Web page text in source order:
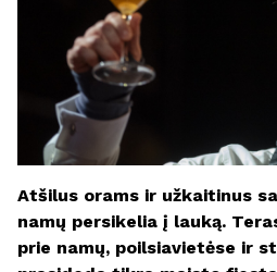
Atšilus orams ir užkaitinus
namų persikelia į lauką.
prie namų, poilsiavietėse ir